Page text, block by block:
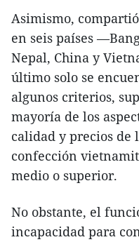
Asimismo,
en seis países
Nepal, China y
último solo se
algunos criterios,
mayoría de los
calidad y precios de
confección
medio o superior.
No obstante, el
incapacidad para